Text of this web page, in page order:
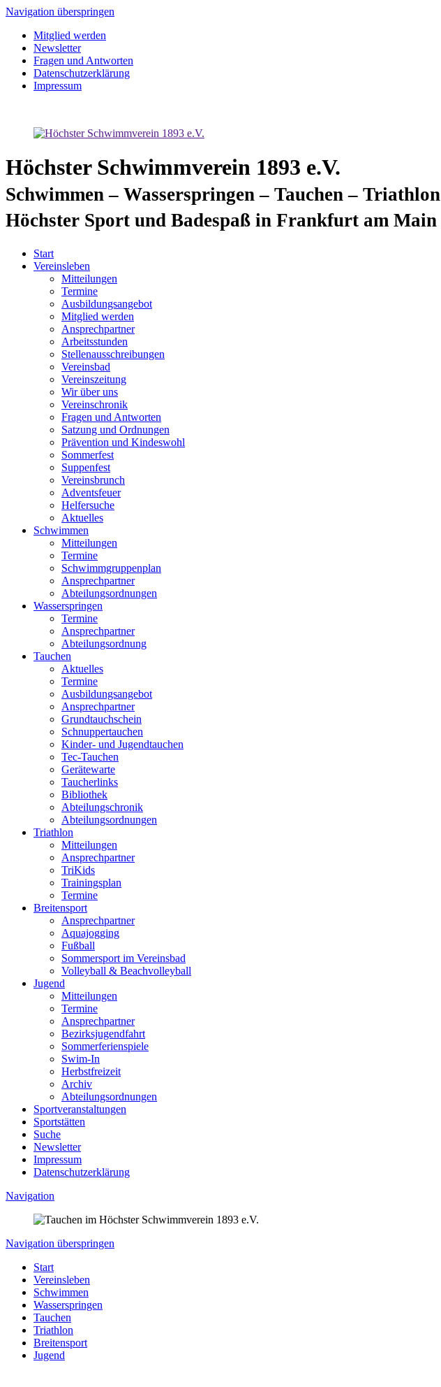
Navigation überspringen
Mitglied werden
Newsletter
Fragen und Antworten
Datenschutzerklärung
Impressum
Höchster Schwimmverein 1893 e.V.
Schwimmen – Wasserspringen – Tauchen – Triathlon
Höchster Sport und Badespaß in Frankfurt am Main
Start
Vereinsleben
Mitteilungen
Termine
Ausbildungsangebot
Mitglied werden
Ansprechpartner
Arbeitsstunden
Stellenausschreibungen
Vereinsbad
Vereinszeitung
Wir über uns
Vereinschronik
Fragen und Antworten
Satzung und Ordnungen
Prävention und Kindeswohl
Sommerfest
Suppenfest
Vereinsbrunch
Adventsfeuer
Helfersuche
Aktuelles
Schwimmen
Mitteilungen
Termine
Schwimmgruppenplan
Ansprechpartner
Abteilungsordnungen
Wasserspringen
Termine
Ansprechpartner
Abteilungsordnung
Tauchen
Aktuelles
Termine
Ausbildungsangebot
Ansprechpartner
Grundtauchschein
Schnuppertauchen
Kinder- und Jugendtauchen
Tec-Tauchen
Gerätewarte
Taucherlinks
Bibliothek
Abteilungschronik
Abteilungsordnungen
Triathlon
Mitteilungen
Ansprechpartner
TriKids
Trainingsplan
Termine
Breitensport
Ansprechpartner
Aquajogging
Fußball
Sommersport im Vereinsbad
Volleyball & Beachvolleyball
Jugend
Mitteilungen
Termine
Ansprechpartner
Bezirksjugendfahrt
Sommerferienspiele
Swim-In
Herbstfreizeit
Archiv
Abteilungsordnungen
Sportveranstaltungen
Sportstätten
Suche
Newsletter
Impressum
Datenschutzerklärung
Navigation
Navigation überspringen
Start
Vereinsleben
Schwimmen
Wasserspringen
Tauchen
Triathlon
Breitensport
Jugend